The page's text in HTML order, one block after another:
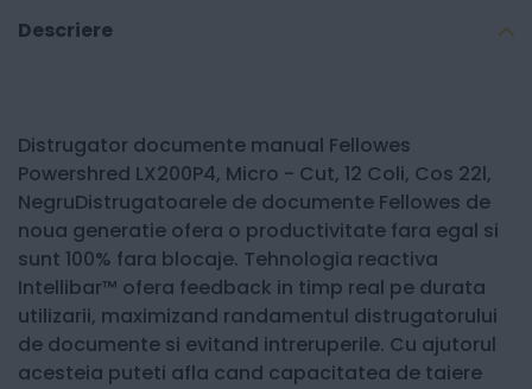
Descriere
Distrugator documente manual Fellowes
Powershred LX200P4, Micro - Cut, 12 Coli, Cos 22l,
NegruDistrugatoarele de documente Fellowes de
noua generatie ofera o productivitate fara egal si
sunt 100% fara blocaje. Tehnologia reactiva
Intellibar™ ofera feedback in timp real pe durata
utilizarii, maximizand randamentul distrugatorului
de documente si evitand intreruperile. Cu ajutorul
acesteia puteti afla cand capacitatea de taiere